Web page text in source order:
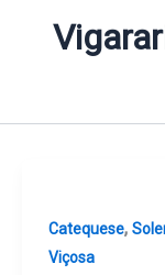
Catequese,
Viçosa